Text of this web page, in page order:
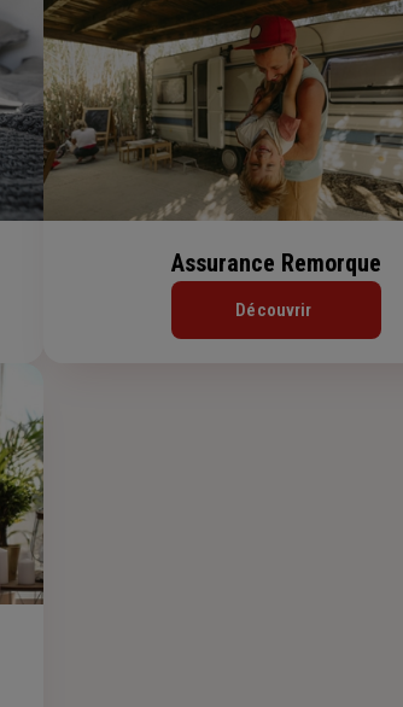
Assurance Remorque
Découvrir